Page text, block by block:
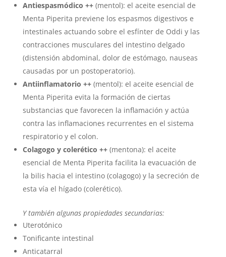
Antiespasmódico ++(mentol): el aceite esencial de
Menta Piperita previene los espasmos digestivos e
intestinales actuando sobre el esfínter de Oddi y las
contracciones musculares del intestino delgado
(distensión abdominal, dolor de estómago, nauseas
causadas por un postoperatorio).
Antiinflamatorio ++(mentol): el aceite esencial de
Menta Piperita evita la formación de ciertas
substancias que favorecen la inflamación y actúa
contra las inflamaciones recurrentes en el sistema
respiratorio y el colon.
Colagogo y colerético ++ (mentona): el aceite
esencial de Menta Piperita facilita la evacuación de
la bilis hacia el intestino (colagogo) y la secreción de
esta vía el hígado (colerético).
Y también algunas propiedades secundarias:
Uterotónico
Tonificante intestinal
Anticatarral